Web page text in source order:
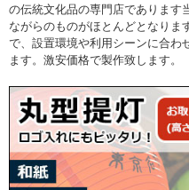
の伝統文化品の専門店であります
ながらのものがほとんどとなりま
で、設置環境や利用シーンに合わ
ます。激安価格で製作致します。